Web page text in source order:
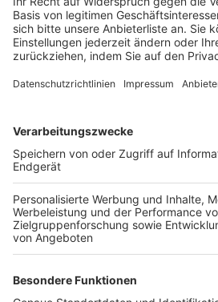
Login SpielPlus
FOLGE DEM BFV
TOP-VEREINE
TOP-PARTNER